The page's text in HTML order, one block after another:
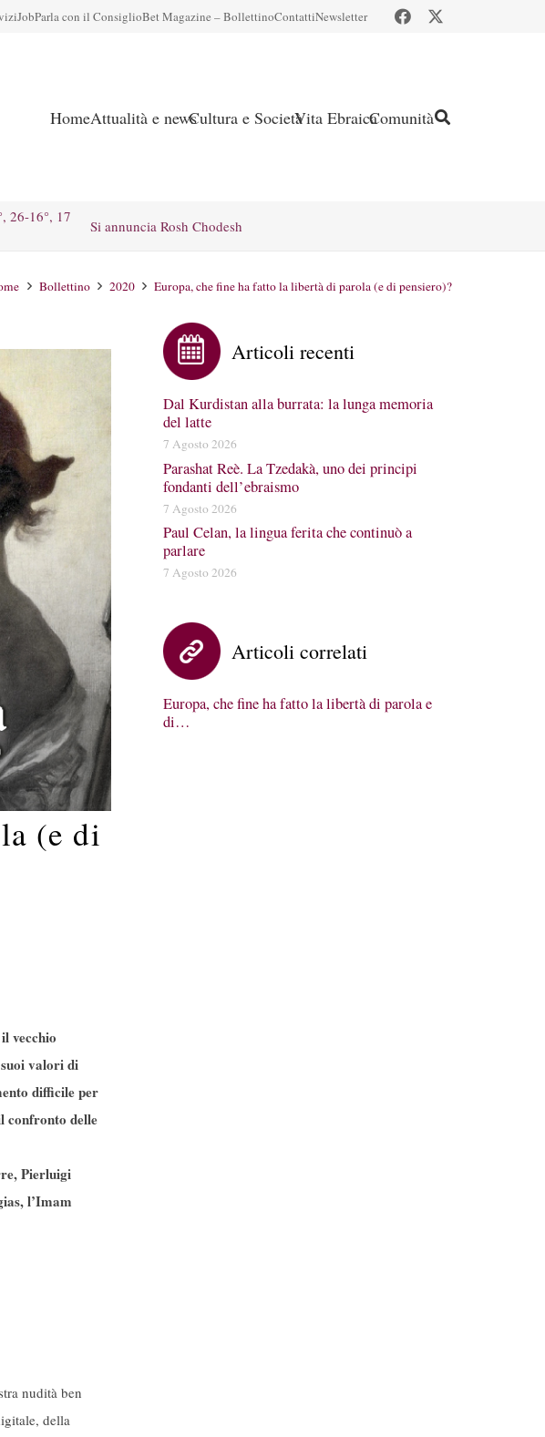
JobParla con il ConsiglioBet Magazine – BollettinoContattiNewsletter
HomeAttualità e newsCultura e SocietàVita EbraicaComunità
26-16°, 17
Si annuncia Rosh Chodesh
Bollettino 2020 Europa, che fine ha fatto la libertà di parola (e di pensiero)?
(e di
vecchio
valori di
difficile per
confronto delle
Pierluigi
l’Imam
nudità ben
della
Articoli recenti
Dal Kurdistan alla burrata: la lunga memoria
del latte
7 Agosto 2026
Parashat Reè. La Tzedakà, uno dei principi
fondanti dell’ebraismo
7 Agosto 2026
Paul Celan, la lingua ferita che continuò a
parlare
7 Agosto 2026
Articoli correlati
Europa, che fine ha fatto la libertà di parola e
di…